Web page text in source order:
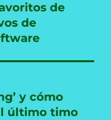
de
de
y cómo
último timo